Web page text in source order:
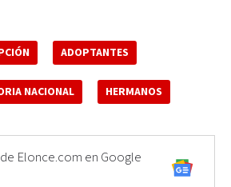
ADOPTANTES
NACIONAL HERMANOS
Elonce.com en Google